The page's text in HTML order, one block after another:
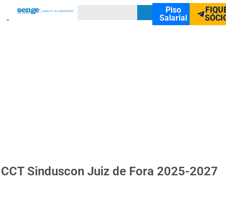
Piso
Salarial
CCT Sinduscon Juiz de Fora 2025-2027